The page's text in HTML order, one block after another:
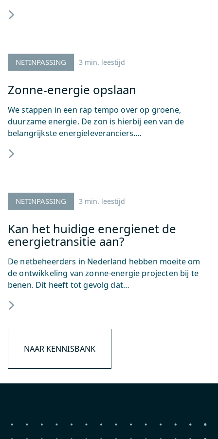
NETINPASSING 3 min. leestijd
Zonne-energie opslaan
We stappen in een rap tempo over op groene,
duurzame energie. De zon is hierbij een van de
belangrijkste energieleveranciers.…
NETINPASSING 3 min. leestijd
Kan het huidige energienet de
energietransitie aan?
De netbeheerders in Nederland hebben moeite om
de ontwikkeling van zonne-energie projecten bij te
benen. Dit heeft tot gevolg dat…
NAAR KENNISBANK